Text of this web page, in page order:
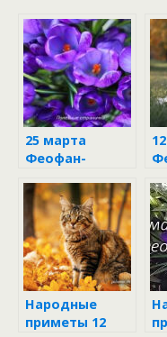
25 марта
Феофан-
Народные
приметы 12